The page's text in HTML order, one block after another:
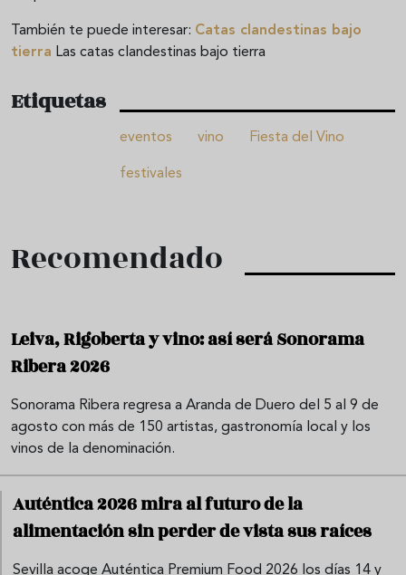
También te puede interesar: Catas clandestinas bajo
tierra Las catas clandestinas bajo tierra
Etiquetas
eventos vino Fiesta del Vino
festivales
Recomendado
Leiva, Rigoberta y vino: así será Sonorama
Ribera 2026
Sonorama Ribera regresa a Aranda de Duero del 5 al 9 de
agosto con más de 150 artistas, gastronomía local y los
vinos de la denominación.
Auténtica 2026 mira al futuro de la
alimentación sin perder de vista sus raíces
Sevilla acoge Auténtica Premium Food 2026 los días 14 y